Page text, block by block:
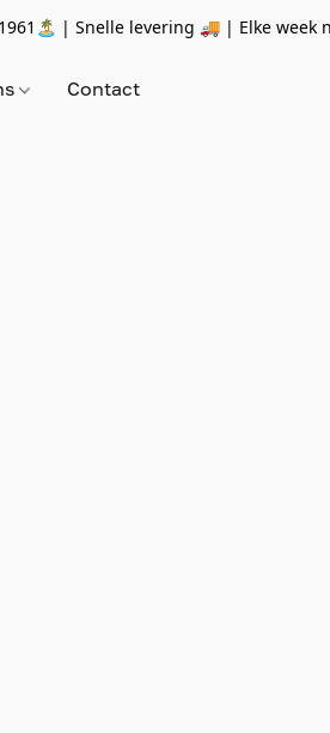
| Snelle levering 🚚 | Elke week
Contact